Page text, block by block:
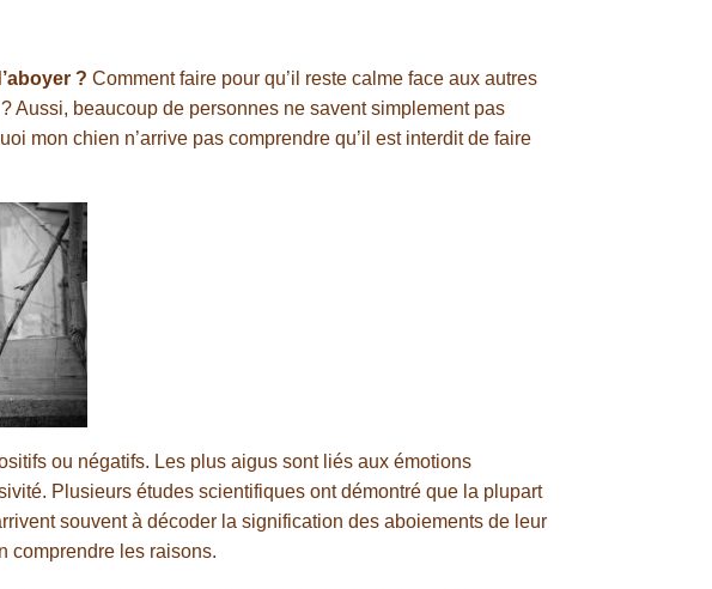
? Comment faire pour qu’il reste calme face aux autres
Aussi, beaucoup de personnes ne savent simplement pas
mon chien n’arrive pas comprendre qu’il est interdit de faire
ou négatifs. Les plus aigus sont liés aux émotions
Plusieurs études scientifiques ont démontré que la plupart
souvent à décoder la signification des aboiements de leur
comprendre les raisons.